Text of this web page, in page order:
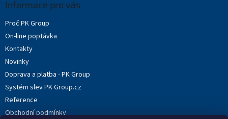
Informace pro vás
Proč PK Group
On-line poptávka
Kontakty
Novinky
Doprava a platba - PK Group
Systém slev PK Group.cz
Reference
Obchodní podmínky